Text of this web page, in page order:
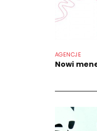
AGENCJE
Nowi